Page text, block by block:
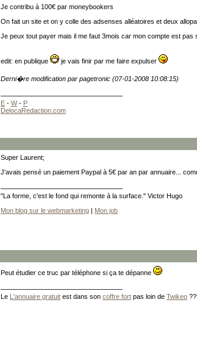
Je contribu à 100€ par moneybookers
On fait un site et on y colle des adsenses alléatoires et deux
Je peux tout payer mais il me faut 3mois car mon compte est
edit: en publique je vais finir par me faire expulser
Derni�re modification par pagetronic (07-01-2008 10:08:15)
E - W- P
DelocaRedaction.com
Super Laurent;
J'avais pensé un paiement Paypal à 5€ par an par annuaire...
"La forme, c'est le fond qui remonte à la surface." Victor Hugo
Mon blog sur le webmarketing | Mon job
Peut étudier ce truc par téléphone si ça te dépanne
Le L'annuaire gratuit est dans son coffre fort pas loin de Twikeo